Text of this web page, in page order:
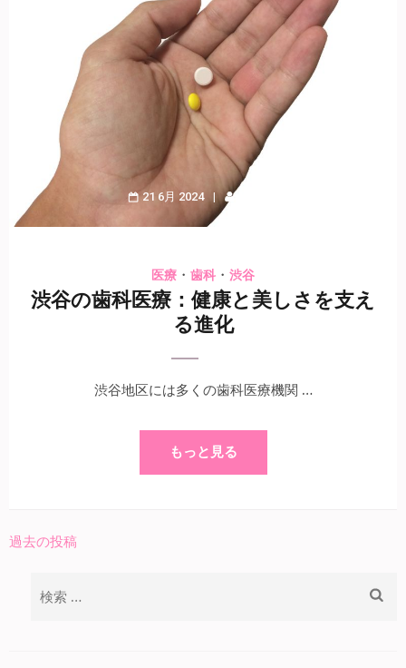
21 6月 2024
医療 ・ 歯科 ・ 渋谷
渋谷の歯科医療：健康と美しさを支え
る進化
渋谷地区には多くの歯科医療機関 …
もっと見る
過去の投稿